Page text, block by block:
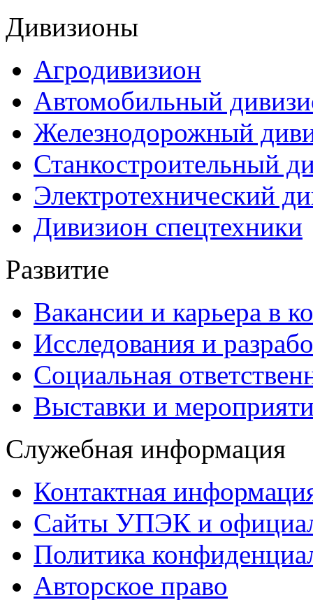
Дивизионы
Агродивизион
Автомобильный
Железнодорожный
Станкостроительный
Электротехнический
Дивизион спецтехники
Развитие
Вакансии и карьера в
Исследования и
Социальная
Выставки и
Служебная информация
Контактная
Сайты УПЭК и
Политика
Авторское право